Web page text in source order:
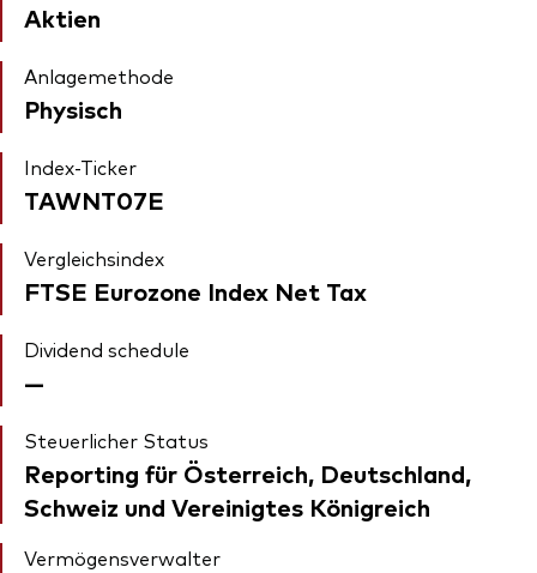
Aktien
Anlagemethode
Physisch
Index-Ticker
TAWNT07E
Vergleichsindex
FTSE Eurozone Index Net Tax
Dividend schedule
—
Steuerlicher Status
Reporting für Österreich, Deutschland,
Schweiz und Vereinigtes Königreich
Vermögensverwalter